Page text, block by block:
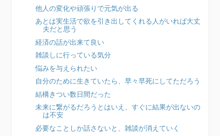
他人の変化や頑張りで元気が出る
あとは実生活で欲を引き出してくれる人がいれば大丈
夫だと思う
経済の話が出来て良い
雑談しに行っている気分
悩みを与えられたい
自分のために生きていたら、早々早死にしてただろう
結構きつい数日間だった
未来に繋がるだろうとはいえ、すぐに結果が出ないの
は不安
必要なことしか話さないと、雑談が消えていく